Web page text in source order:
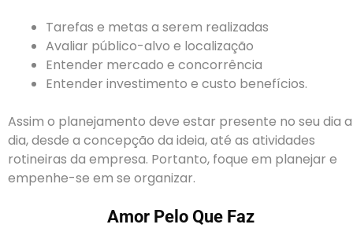
Tarefas e metas a serem realizadas
Avaliar público-alvo e localização
Entender mercado e concorrência
Entender investimento e custo benefícios.
Assim o planejamento deve estar presente no seu dia a
dia, desde a concepção da ideia, até as atividades
rotineiras da empresa. Portanto, foque em planejar e
empenhe-se em se organizar.
Amor Pelo Que Faz